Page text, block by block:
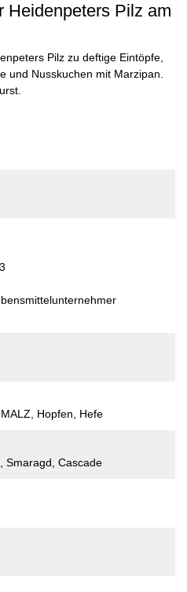
Heidenpeters Pilz am
Pilz zu deftige Eintöpfe,
und Nusskuchen mit Marzipan.
Hopfen, Hefe
Smaragd, Cascade